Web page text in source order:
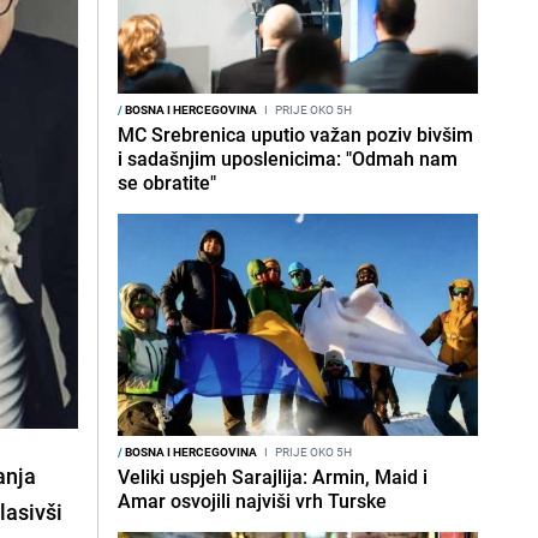
/BOSNA I HERCEGOVINA I PRIJE OKO 5H
MC Srebrenica uputio važan poziv bivšim
i sadašnjim uposlenicima: "Odmah nam
se obratite"
/BOSNA I HERCEGOVINA I PRIJE OKO 5H
Veliki uspjeh Sarajlija: Armin, Maid i
Amar osvojili najviši vrh Turske